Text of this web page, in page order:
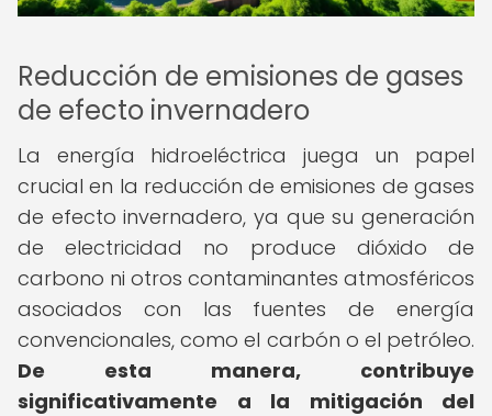
Reducción de emisiones de gases
de efecto invernadero
La energía hidroeléctrica juega un papel
crucial en la reducción de emisiones de gases
de efecto invernadero, ya que su generación
de electricidad no produce dióxido de
carbono ni otros contaminantes atmosféricos
asociados con las fuentes de energía
convencionales, como el carbón o el petróleo.
De esta manera, contribuye
significativamente a la mitigación del